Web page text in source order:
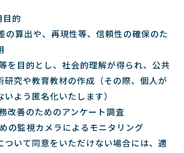
目的
の算出や、再現性等、信頼性の確保のた
を目的とし、社会的理解が得られ、公共
研究や教育教材の作成（その際、個人が
よう匿名化いたします）
改善のためのアンケート調査
の監視カメラによるモニタリング
ついて同意をいただけない場合には、適